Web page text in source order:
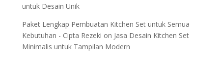
untuk Desain Unik
Paket Lengkap Pembuatan Kitchen Set untuk Semua
Kebutuhan - Cipta Rezeki on Jasa Desain Kitchen Set
Minimalis untuk Tampilan Modern